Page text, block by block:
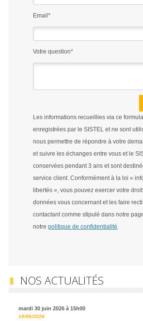
Email*
Votre question*
Les informations recueillies via ce
enregistrées par le SISTEL et ne sont
nous permettre de répondre à votre
et suivre les échanges entre vous et le
conservées pendant 3 ans et sont
service client. Conformément à la loi «
libertés », vous pouvez exercer votre
données vous concernant et les faire
contactant comme stipulé dans notre
notre politique de confidentialité.
NOS ACTUALITÉS
mardi 30 juin 2026 à 15h00
19/06/2026